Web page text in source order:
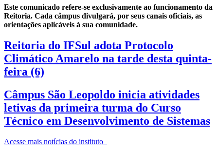
Este comunicado refere-se exclusivamente ao funcionamento da
Reitoria. Cada câmpus divulgará, por seus canais oficiais, as
orientações aplicáveis à sua comunidade.
Reitoria do IFSul adota Protocolo
Climático Amarelo na tarde desta quinta-
feira (6)
Câmpus São Leopoldo inicia atividades
letivas da primeira turma do Curso
Técnico em Desenvolvimento de Sistemas
Acesse mais notícias do instituto